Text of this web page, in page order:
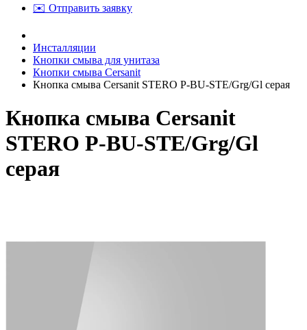
✉️ Отправить заявку
Инсталляции
Кнопки смыва для унитаза
Кнопки смыва Cersanit
Кнопка смыва Cersanit STERO P-BU-STE/Grg/Gl серая
Кнопка смыва Cersanit
STERO P-BU-STE/Grg/Gl
серая